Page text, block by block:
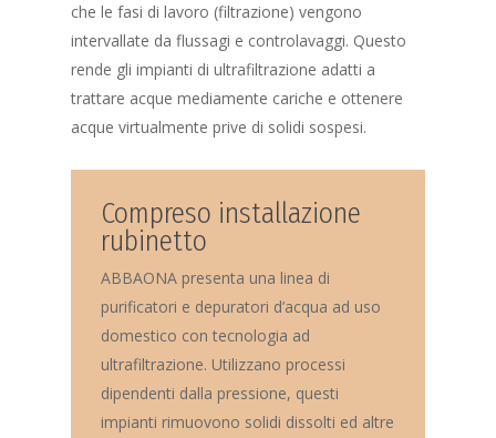
che le fasi di lavoro (filtrazione) vengono
intervallate da flussagi e controlavaggi. Questo
rende gli impianti di ultrafiltrazione adatti a
trattare acque mediamente cariche e ottenere
acque virtualmente prive di solidi sospesi.
Compreso installazione
rubinetto
ABBAONA presenta una linea di
purificatori e depuratori d’acqua ad uso
domestico con tecnologia ad
ultrafiltrazione. Utilizzano processi
dipendenti dalla pressione, questi
impianti rimuovono solidi dissolti ed altre